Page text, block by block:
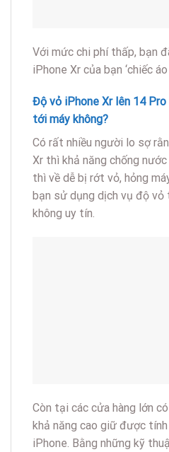
Với mức chi phí thấp, bạn
iPhone Xr của bạn ‘chiếc áo
Độ vỏ iPhone Xr lên 14
tới máy không?
Có rất nhiều người lo sợ
Xr thì khả năng chống
thì về dễ bị rớt vỏ, hỏng
bạn sử dụng dịch vụ độ
không uy tín.
Còn tại các cửa hàng lớn
khả năng cao giữ được
iPhone. Bằng những kỹ